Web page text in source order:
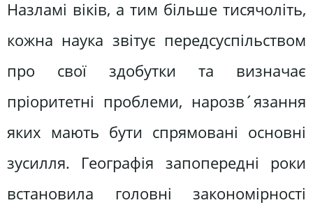
Назламі віків, а тим більше тисячоліть,
кожна наука звітує передсуспільством
про свої здобутки та визначає
пріоритетні проблеми, нарозв´язання
яких мають бути спрямовані основні
зусилля. Географія запопередні роки
встановила головні закономірності